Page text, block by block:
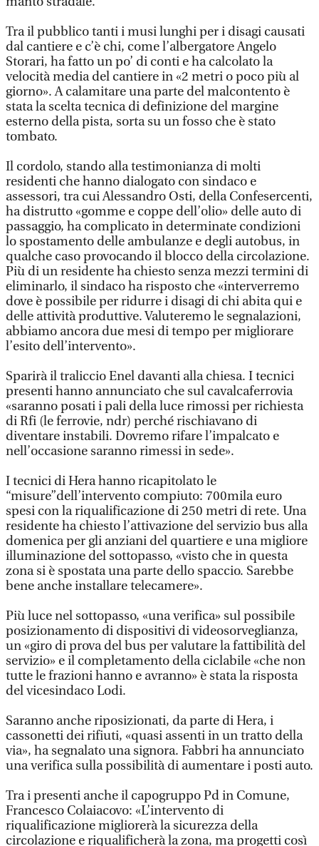
Tra il pubblico tanti i musi lunghi per i disagi causati
dal cantiere e c’è chi, come l’albergatore Angelo
Storari, ha fatto un po’ di conti e ha calcolato la
velocità media del cantiere in «2 metri o poco più al
giorno». A calamitare una parte del malcontento è
stata la scelta tecnica di definizione del margine
esterno della pista, sorta su un fosso che è stato
tombato.
Il cordolo, stando alla testimonianza di molti
residenti che hanno dialogato con sindaco e
assessori, tra cui Alessandro Osti, della Confesercenti,
ha distrutto «gomme e coppe dell’olio» delle auto di
passaggio, ha complicato in determinate condizioni
lo spostamento delle ambulanze e degli autobus, in
qualche caso provocando il blocco della circolazione.
Più di un residente ha chiesto senza mezzi termini di
eliminarlo, il sindaco ha risposto che «interverremo
dove è possibile per ridurre i disagi di chi abita qui e
delle attività produttive. Valuteremo le segnalazioni,
abbiamo ancora due mesi di tempo per migliorare
l’esito dell’intervento».
Sparirà il traliccio Enel davanti alla chiesa. I tecnici
presenti hanno annunciato che sul cavalcaferrovia
«saranno posati i pali della luce rimossi per richiesta
di Rfi (le ferrovie, ndr) perché rischiavano di
diventare instabili. Dovremo rifare l’impalcato e
nell’occasione saranno rimessi in sede».
I tecnici di Hera hanno ricapitolato le
“misure”dell’intervento compiuto: 700mila euro
spesi con la riqualificazione di 250 metri di rete. Una
residente ha chiesto l’attivazione del servizio bus alla
domenica per gli anziani del quartiere e una migliore
illuminazione del sottopasso, «visto che in questa
zona si è spostata una parte dello spaccio. Sarebbe
bene anche installare telecamere».
Più luce nel sottopasso, «una verifica» sul possibile
posizionamento di dispositivi di videosorveglianza,
un «giro di prova del bus per valutare la fattibilità del
servizio» e il completamento della ciclabile «che non
tutte le frazioni hanno e avranno» è stata la risposta
del vicesindaco Lodi.
Saranno anche riposizionati, da parte di Hera, i
cassonetti dei rifiuti, «quasi assenti in un tratto della
via», ha segnalato una signora. Fabbri ha annunciato
una verifica sulla possibilità di aumentare i posti auto.
Tra i presenti anche il capogruppo Pd in Comune,
Francesco Colaiacovo: «L’intervento di
riqualificazione migliorerà la sicurezza della
circolazione e riqualificherà la zona, ma progetti così